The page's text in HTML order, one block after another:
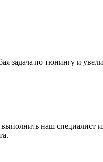
задача по тюнингу и
наш специалист